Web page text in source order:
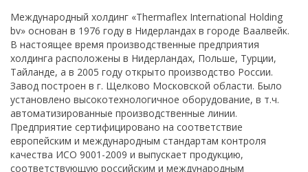
Международный холдинг «Thermaflex International Holding
bv» основан в 1976 году в Нидерландах в городе Ваалвейк.
В настоящее время производственные предприятия
холдинга расположены в Нидерландах, Польше, Турции,
Тайланде, а в 2005 году открыто производство России.
Завод построен в г. Щелково Московской области. Было
установлено высокотехнологичное оборудование, в т.ч.
автоматизированные производственные линии.
Предприятие сертифицировано на соответствие
европейским и международным стандартам контроля
качества ИСО 9001-2009 и выпускает продукцию,
соответствующую российским и международным